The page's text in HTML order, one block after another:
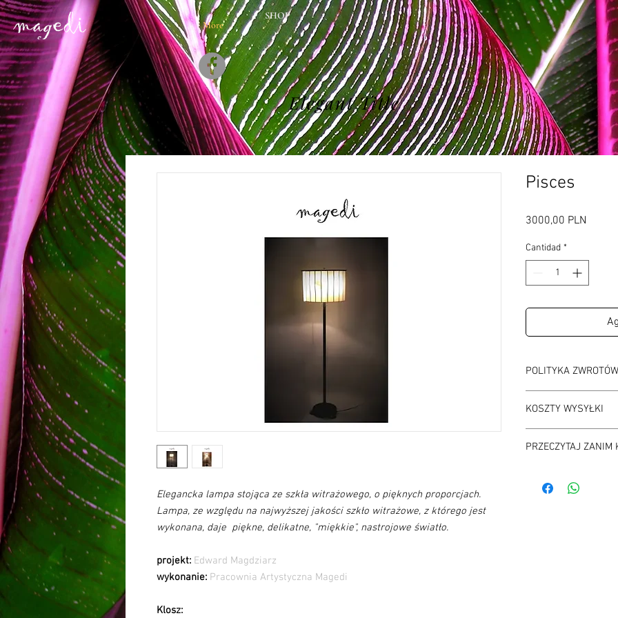
More
SHOP
Elegant Title
Elegancka lampa stojąca ze szkła witrażowego, o pięknych proporcjach.
Lampa, ze względu na najwyższej jakości szkło witrażowe, z którego jest
wykonana, daje piękne, delikatne, "miękkie", nastrojowe światło.
projekt: Edward Magdziarz
wykonanie: Pracownia Artystyczna Magedi
Klosz:
Pisces
3000,00 PLN
Cantidad *
POLITYKA ZWROTÓW
Koszt zwrotu: na
magedi edward
Ulica Jagielońska 52
KOSZTY WYSYŁKI
na ten temat w
PRZECZYTAJ ZANIM
skontaktowanie się z